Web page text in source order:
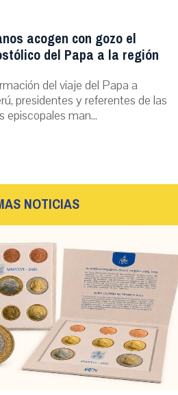
acogen con gozo el
del Papa a la región
del viaje del Papa a
presidentes y referentes de las
episcopales man...
NOTICIAS